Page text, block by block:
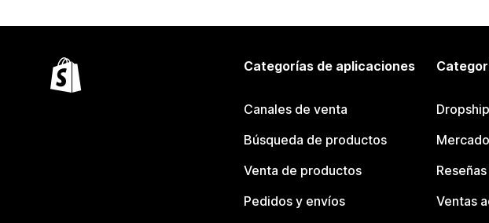
Categorías de aplicaciones
Canales de venta
Búsqueda de productos
Venta de productos
Pedidos y envíos
Ventas